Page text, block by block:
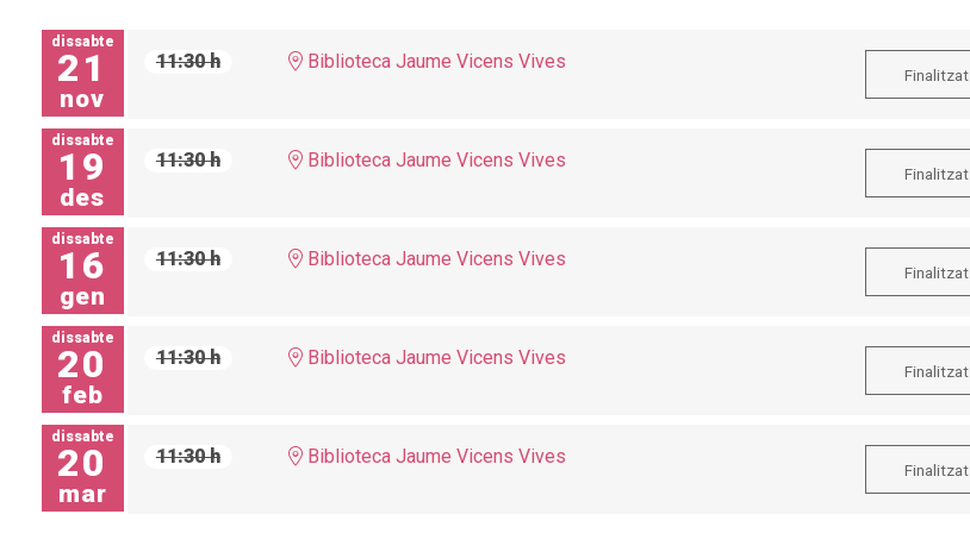
dissabte
21
nov
11:30 h Biblioteca Jaume Vicens Vives
Finalitzat
dissabte
19
des
11:30 h Biblioteca Jaume Vicens Vives
Finalitzat
dissabte
16
gen
11:30 h Biblioteca Jaume Vicens Vives
Finalitzat
dissabte
20
feb
11:30 h Biblioteca Jaume Vicens Vives
Finalitzat
dissabte
20
mar
11:30 h Biblioteca Jaume Vicens Vives
Finalitzat